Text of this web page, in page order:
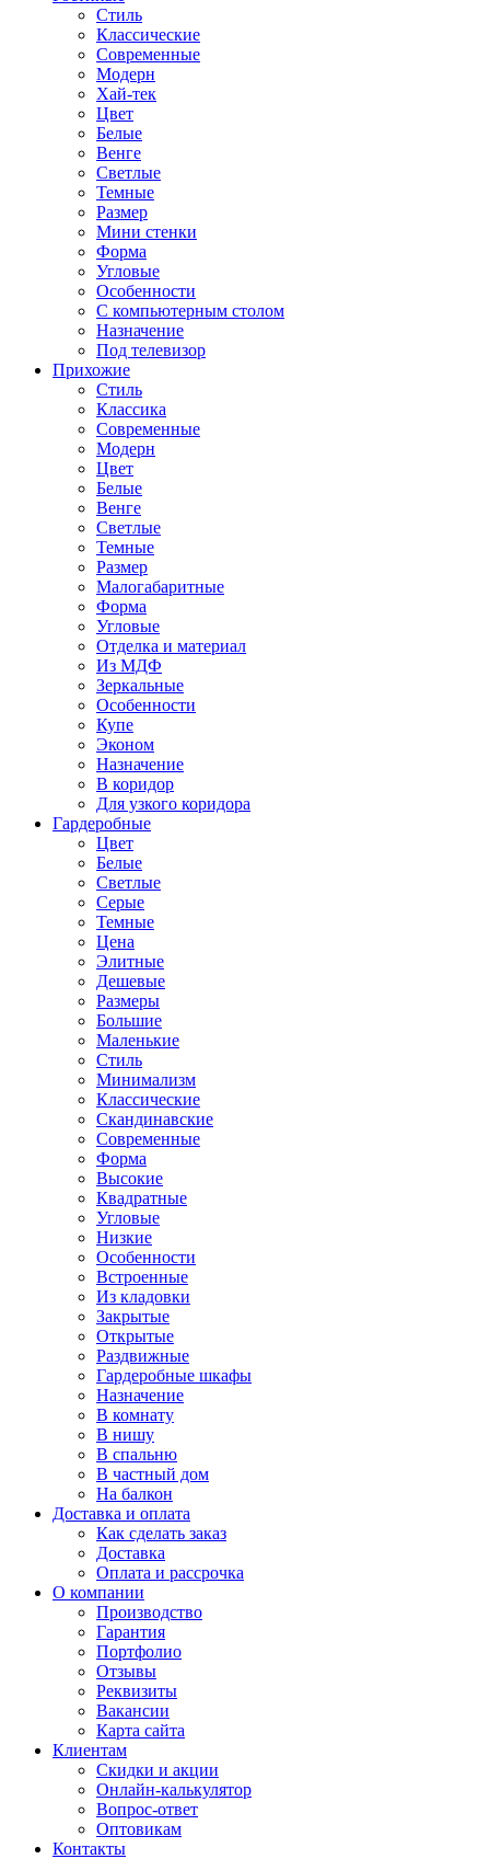
Стиль
Классические
Современные
Модерн
Хай-тек
Цвет
Белые
Венге
Светлые
Темные
Размер
Мини стенки
Форма
Угловые
Особенности
С компьютерным столом
Назначение
Под телевизор
Прихожие
Стиль
Классика
Современные
Модерн
Цвет
Белые
Венге
Светлые
Темные
Размер
Малогабаритные
Форма
Угловые
Отделка и материал
Из МДФ
Зеркальные
Особенности
Купе
Эконом
Назначение
В коридор
Для узкого коридора
Гардеробные
Цвет
Белые
Светлые
Серые
Темные
Цена
Элитные
Дешевые
Размеры
Большие
Маленькие
Стиль
Минимализм
Классические
Скандинавские
Современные
Форма
Высокие
Квадратные
Угловые
Низкие
Особенности
Встроенные
Из кладовки
Закрытые
Открытые
Раздвижные
Гардеробные шкафы
Назначение
В комнату
В нишу
В спальню
В частный дом
На балкон
Доставка и оплата
Как сделать заказ
Доставка
Оплата и рассрочка
О компании
Производство
Гарантия
Портфолио
Отзывы
Реквизиты
Вакансии
Карта сайта
Клиентам
Скидки и акции
Онлайн-калькулятор
Вопрос-ответ
Оптовикам
Контакты